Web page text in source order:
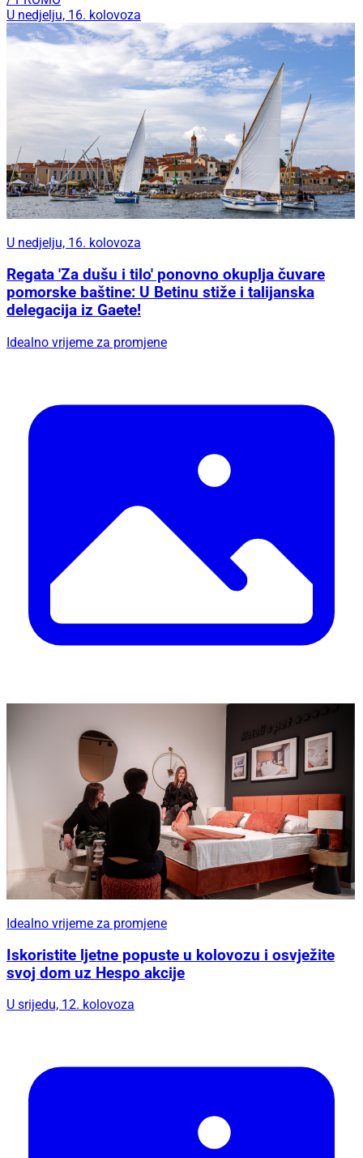
U nedjelju, 16. kolovoza
U nedjelju, 16. kolovoza
Regata 'Za dušu i tilo' ponovno okuplja čuvare
pomorske baštine: U Betinu stiže i talijanska
delegacija iz Gaete!
Idealno vrijeme za promjene
Idealno vrijeme za promjene
Iskoristite ljetne popuste u kolovozu i osvježite
svoj dom uz Hespo akcije
U srijedu, 12. kolovoza